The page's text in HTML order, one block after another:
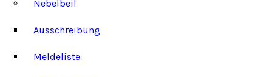
Nebelbeil
Ausschreibung
Meldeliste